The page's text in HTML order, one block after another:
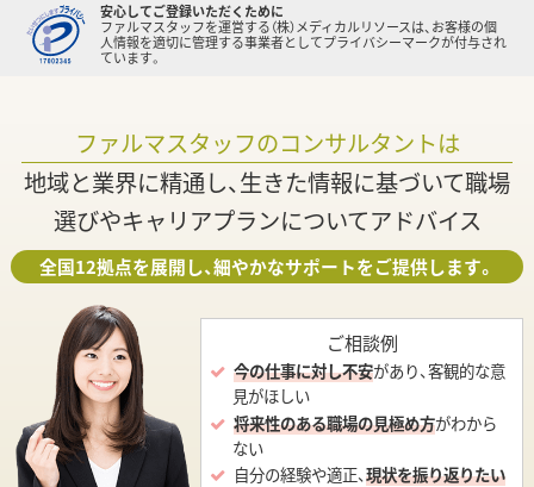
安心してご登録いただくために
ファルマスタッフを運営する（株）メディカルリソースは、お客様の個
人情報を適切に管理する事業者としてプライバシーマークが付与され
ています。
ファルマスタッフのコンサルタントは
地域と業界に精通し、生きた情報に基づいて職場
選びやキャリアプランについてアドバイス
全国12拠点を展開し、細やかなサポートをご提供します。
ご相談例
今の仕事に対し不安があり、客観的な意
見がほしい
将来性のある職場の見極め方がわから
ない
自分の経験や適正、現状を振り返りたい